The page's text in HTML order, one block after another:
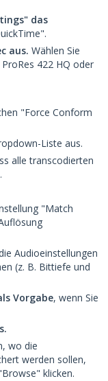
das
aus. Wählen Sie
422 HQ oder
"Force Conform
Liste aus.
alle transcodierten
"Match
Audioeinstellungen
(z. B. Bittiefe und
Vorgabe, wenn Sie
wo die
werden sollen,
klicken.